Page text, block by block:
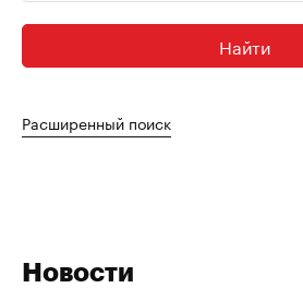
Найти
Расширенный поиск
Новости